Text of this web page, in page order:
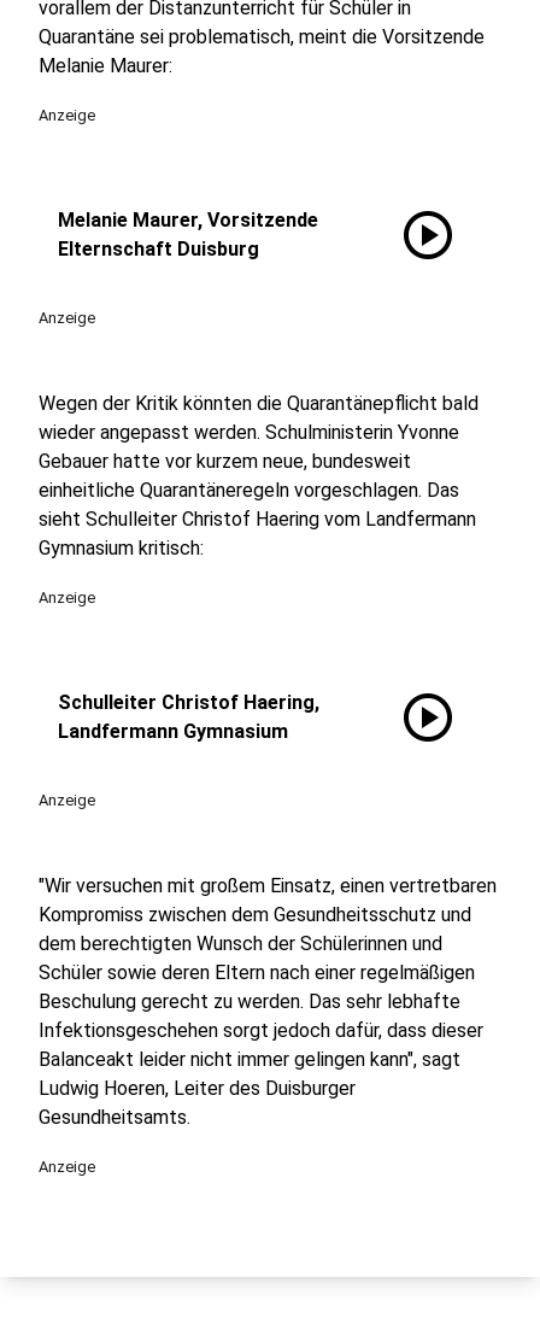
vorallem der Distanzunterricht für Schüler in
Quarantäne sei problematisch, meint die Vorsitzende
Melanie Maurer:
Anzeige
Melanie Maurer, Vorsitzende
Elternschaft Duisburg
play_circle
Anzeige
Wegen der Kritik könnten die Quarantänepflicht bald
wieder angepasst werden. Schulministerin Yvonne
Gebauer hatte vor kurzem neue, bundesweit
einheitliche Quarantäneregeln vorgeschlagen. Das
sieht Schulleiter Christof Haering vom Landfermann
Gymnasium kritisch:
Anzeige
Schulleiter Christof Haering,
Landfermann Gymnasium
play_circle
Anzeige
"Wir versuchen mit großem Einsatz, einen vertretbaren
Kompromiss zwischen dem Gesundheitsschutz und
dem berechtigten Wunsch der Schülerinnen und
Schüler sowie deren Eltern nach einer regelmäßigen
Beschulung gerecht zu werden. Das sehr lebhafte
Infektionsgeschehen sorgt jedoch dafür, dass dieser
Balanceakt leider nicht immer gelingen kann", sagt
Ludwig Hoeren, Leiter des Duisburger
Gesundheitsamts.
Anzeige